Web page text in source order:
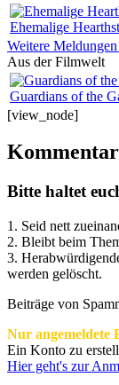
Ehemalige
Weitere
Aus der Filmwelt
Guardians of the
[view_node]
Bitte haltet
1. Seid nett
2. Bleibt beim
3.
werden gelöscht.
Beiträge von
Nur angemeldete
Ein Konto zu
Hier geht's zur